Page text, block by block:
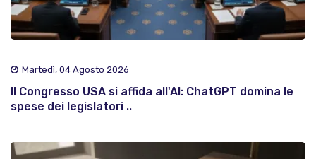
Martedì, 04 Agosto 2026
Il Congresso USA si affida all'AI: ChatGPT domina le
spese dei legislatori ..